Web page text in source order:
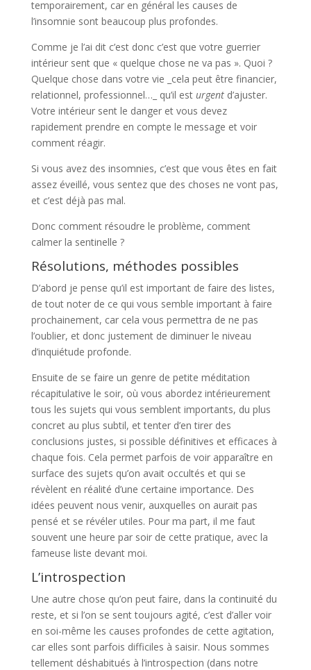
temporairement, car en général les causes de
l’insomnie sont beaucoup plus profondes.
Comme je l’ai dit c’est donc c’est que votre guerrier
intérieur sent que « quelque chose ne va pas ». Quoi ?
Quelque chose dans votre vie _cela peut être financier,
relationnel, professionnel…_ qu’il est urgentd’ajuster.
Votre intérieur sent le danger et vous devez
rapidement prendre en compte le message et voir
comment réagir.
Si vous avez des insomnies, c’est que vous êtes en fait
assez éveillé, vous sentez que des choses ne vont pas,
et c’est déjà pas mal.
Donc comment résoudre le problème, comment
calmer la sentinelle ?
Résolutions, méthodes possibles
D’abord je pense qu’il est important de faire des listes,
de tout noter de ce qui vous semble important à faire
prochainement, car cela vous permettra de ne pas
l’oublier, et donc justement de diminuer le niveau
d’inquiétude profonde.
Ensuite de se faire un genre de petite méditation
récapitulative le soir, où vous abordez intérieurement
tous les sujets qui vous semblent importants, du plus
concret au plus subtil, et tenter d’en tirer des
conclusions justes, si possible définitives et efficaces à
chaque fois. Cela permet parfois de voir apparaître en
surface des sujets qu’on avait occultés et qui se
révèlent en réalité d’une certaine importance. Des
idées peuvent nous venir, auxquelles on aurait pas
pensé et se révéler utiles. Pour ma part, il me faut
souvent une heure par soir de cette pratique, avec la
fameuse liste devant moi.
L’introspection
Une autre chose qu’on peut faire, dans la continuité du
reste, et si l’on se sent toujours agité, c’est d’aller voir
en soi-même les causes profondes de cette agitation,
car elles sont parfois difficiles à saisir. Nous sommes
tellement déshabitués à l’introspection (dans notre